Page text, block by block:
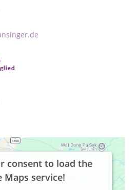
consent to load the
Maps service!